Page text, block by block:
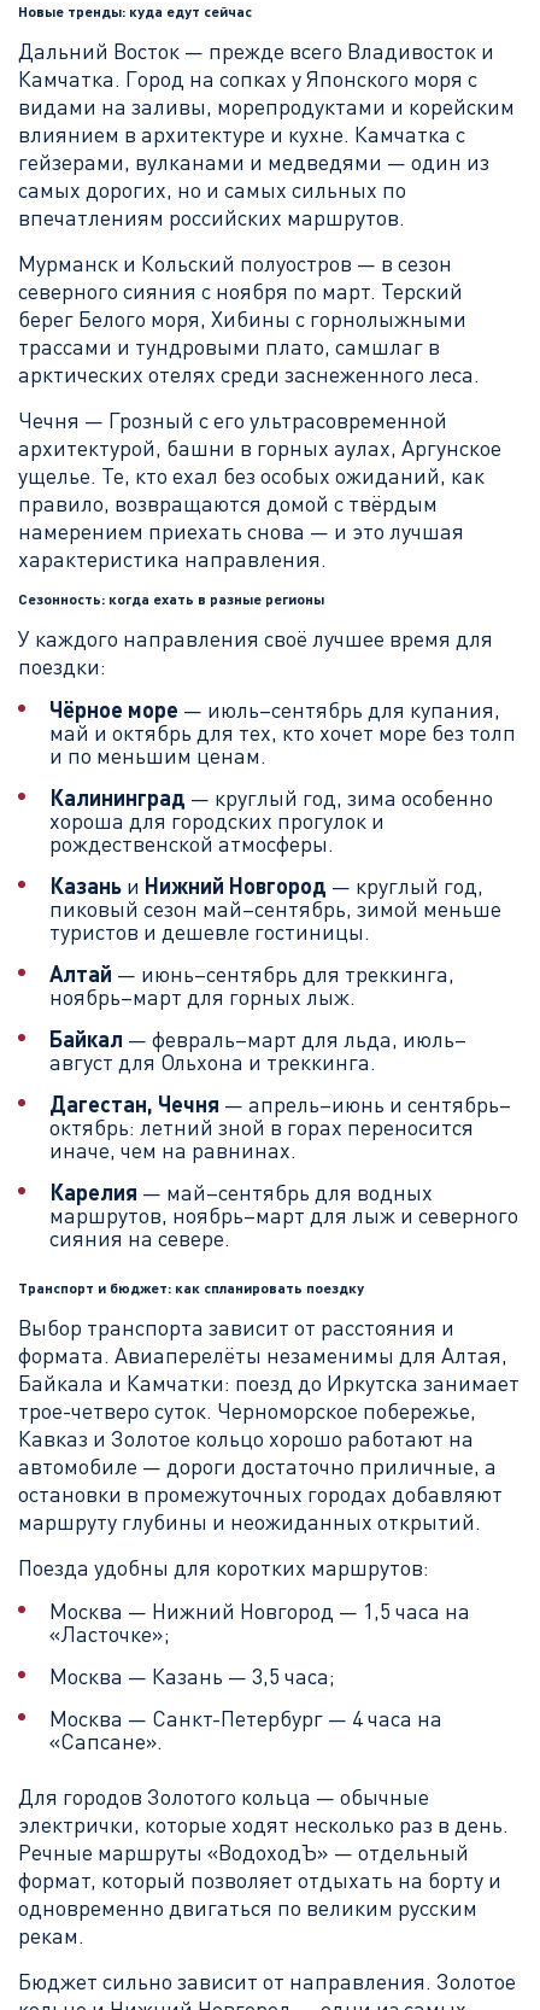
Новые тренды: куда едут сейчас
Дальний Восток — прежде всего Владивосток и
Камчатка. Город на сопках у Японского моря с
видами на заливы, морепродуктами и корейским
влиянием в архитектуре и кухне. Камчатка с
гейзерами, вулканами и медведями — один из
самых дорогих, но и самых сильных по
впечатлениям российских маршрутов.
Мурманск и Кольский полуостров — в сезон
северного сияния с ноября по март. Терский
берег Белого моря, Хибины с горнолыжными
трассами и тундровыми плато, самшлаг в
арктических отелях среди заснеженного леса.
Чечня — Грозный с его ультрасовременной
архитектурой, башни в горных аулах, Аргунское
ущелье. Те, кто ехал без особых ожиданий, как
правило, возвращаются домой с твёрдым
намерением приехать снова — и это лучшая
характеристика направления.
Сезонность: когда ехать в разные регионы
У каждого направления своё лучшее время для
поездки:
Чёрное море — июль–сентябрь для купания,
май и октябрь для тех, кто хочет море без толп
и по меньшим ценам.
Калининград — круглый год, зима особенно
хороша для городских прогулок и
рождественской атмосферы.
Казань и Нижний Новгород — круглый год,
пиковый сезон май–сентябрь, зимой меньше
туристов и дешевле гостиницы.
Алтай — июнь–сентябрь для треккинга,
ноябрь–март для горных лыж.
Байкал — февраль–март для льда, июль–
август для Ольхона и треккинга.
Дагестан, Чечня — апрель–июнь и сентябрь–
октябрь: летний зной в горах переносится
иначе, чем на равнинах.
Карелия — май–сентябрь для водных
маршрутов, ноябрь–март для лыж и северного
сияния на севере.
Транспорт и бюджет: как спланировать поездку
Выбор транспорта зависит от расстояния и
формата. Авиаперелёты незаменимы для Алтая,
Байкала и Камчатки: поезд до Иркутска занимает
трое-четверо суток. Черноморское побережье,
Кавказ и Золотое кольцо хорошо работают на
автомобиле — дороги достаточно приличные, а
остановки в промежуточных городах добавляют
маршруту глубины и неожиданных открытий.
Поезда удобны для коротких маршрутов:
Москва — Нижний Новгород — 1,5 часа на
«Ласточке»;
Москва — Казань — 3,5 часа;
Москва — Санкт-Петербург — 4 часа на
«Сапсане».
Для городов Золотого кольца — обычные
электрички, которые ходят несколько раз в день.
Речные маршруты «ВодоходЪ» — отдельный
формат, который позволяет отдыхать на борту и
одновременно двигаться по великим русским
рекам.
Бюджет сильно зависит от направления. Золотое